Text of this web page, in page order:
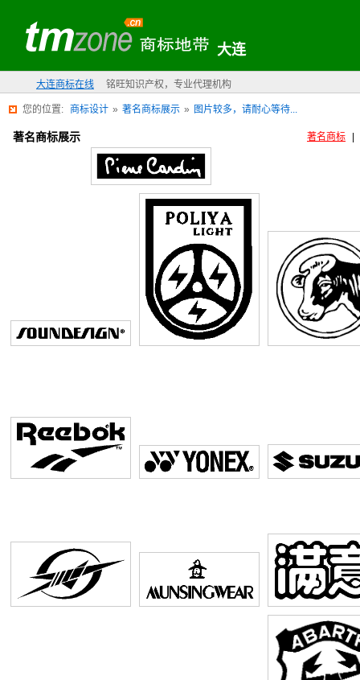
大连
大连商标在线 铭旺知识产权，专业代理机构
您的位置: 商标设计 » 著名商标展示 » 图片较多，请耐心等待...
著名商标展示 著名商标